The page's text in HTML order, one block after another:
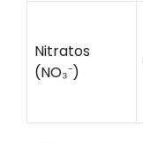
Nitratos
(NO₃⁻)